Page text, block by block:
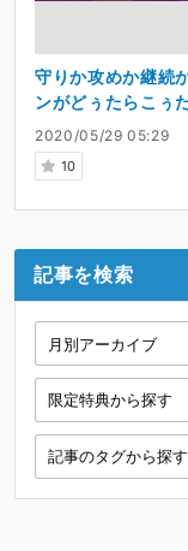
2020/05/29 05:29
10
守りか攻めか継続
ンがどぅたらこ
記事を検索